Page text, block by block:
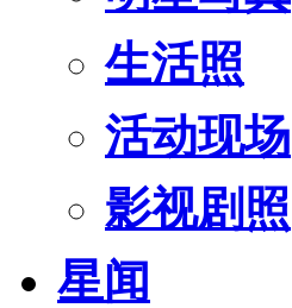
生活照
活动现场
影视剧照
星闻